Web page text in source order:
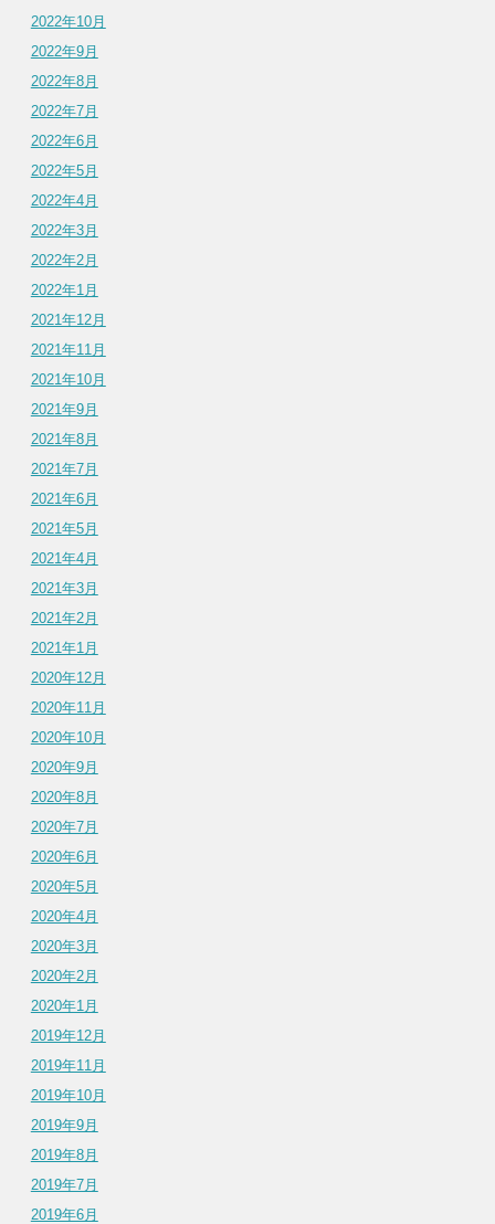
2022年10月
2022年9月
2022年8月
2022年7月
2022年6月
2022年5月
2022年4月
2022年3月
2022年2月
2022年1月
2021年12月
2021年11月
2021年10月
2021年9月
2021年8月
2021年7月
2021年6月
2021年5月
2021年4月
2021年3月
2021年2月
2021年1月
2020年12月
2020年11月
2020年10月
2020年9月
2020年8月
2020年7月
2020年6月
2020年5月
2020年4月
2020年3月
2020年2月
2020年1月
2019年12月
2019年11月
2019年10月
2019年9月
2019年8月
2019年7月
2019年6月